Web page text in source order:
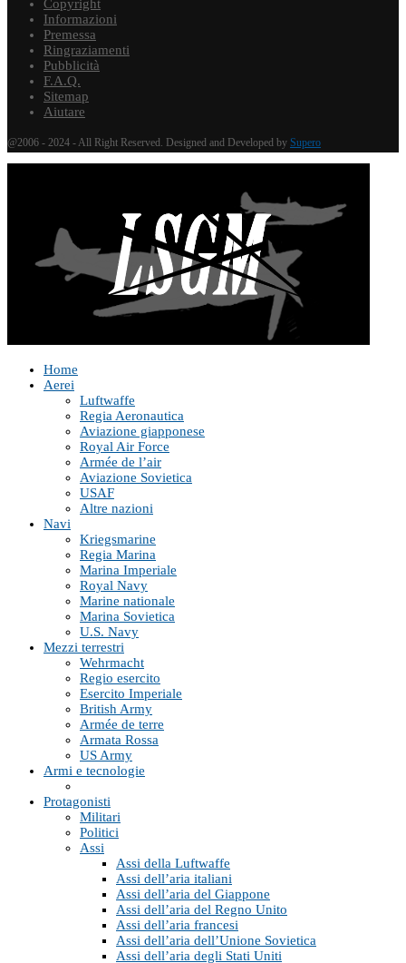
Copyright
Informazioni
Premessa
Ringraziamenti
Pubblicità
F.A.Q.
Sitemap
Aiutare
@2006 - 2024 - All Right Reserved. Designed and Developed by Supero
Home
Aerei
Luftwaffe
Regia Aeronautica
Aviazione giapponese
Royal Air Force
Armée de l’air
Aviazione Sovietica
USAF
Altre nazioni
Navi
Kriegsmarine
Regia Marina
Marina Imperiale
Royal Navy
Marine nationale
Marina Sovietica
U.S. Navy
Mezzi terrestri
Wehrmacht
Regio esercito
Esercito Imperiale
British Army
Armée de terre
Armata Rossa
US Army
Armi e tecnologie
Protagonisti
Militari
Politici
Assi
Assi della Luftwaffe
Assi dell’aria italiani
Assi dell’aria del Giappone
Assi dell’aria del Regno Unito
Assi dell’aria francesi
Assi dell’aria dell’Unione Sovietica
Assi dell’aria degli Stati Uniti